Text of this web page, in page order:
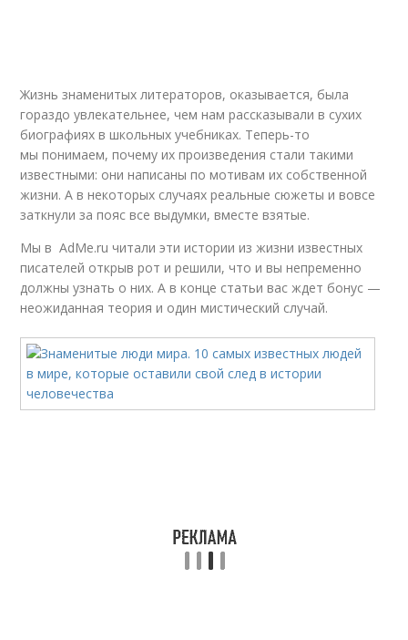
Жизнь знаменитых литераторов, оказывается, была
гораздо увлекательнее, чем нам рассказывали в сухих
биографиях в школьных учебниках. Теперь-то
мы понимаем, почему их произведения стали такими
известными: они написаны по мотивам их собственной
жизни. А в некоторых случаях реальные сюжеты и вовсе
заткнули за пояс все выдумки, вместе взятые.
Мы в AdMe.ru читали эти истории из жизни известных
писателей открыв рот и решили, что и вы непременно
должны узнать о них. А в конце статьи вас ждет бонус —
неожиданная теория и один мистический случай.